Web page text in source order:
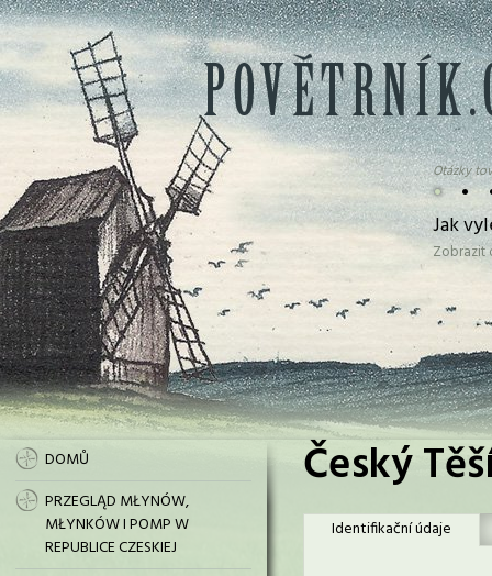
• •
Otázky
Jak
DOMŮ
PRZEGLĄD MŁYNÓW,
MŁYNKÓW I POMP W
REPUBLICE CZESKIEJ
Český
Identifikační údaje